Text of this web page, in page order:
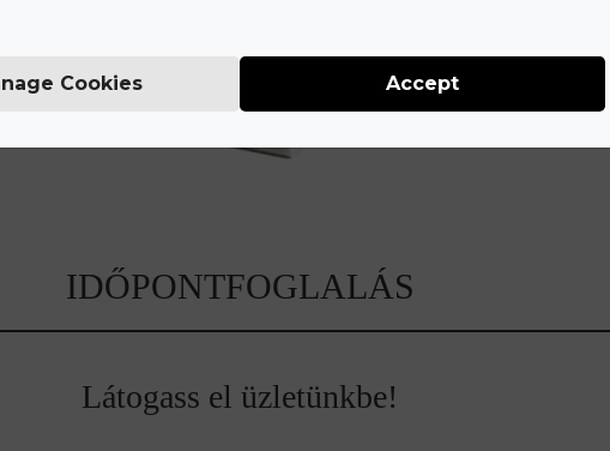
IDŐPONTFOGLALÁS
Látogass el üzletünkbe!
Cookies Accept